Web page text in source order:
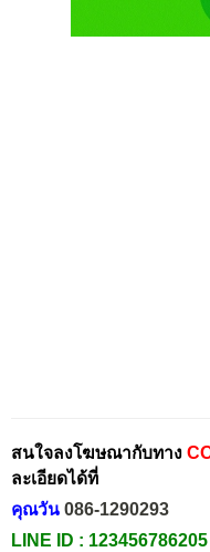
สนใจลงโฆษณากับทาง
ละเอียดได้ที่
คุณวัน 086-1290293
LINE ID : 123456786205